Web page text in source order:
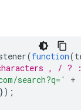
(function(
, / ?
search?q=' +
});